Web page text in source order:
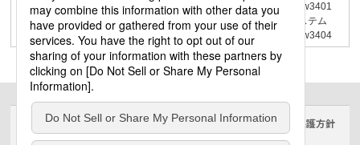
www2.panasonic.biz/s/d26/w3401
パナソニックの照明制御システム
www2.panasonic.biz/s/d26/w3404
サイトのご利用にあたって クッキーポリシー 個人情報保護方針